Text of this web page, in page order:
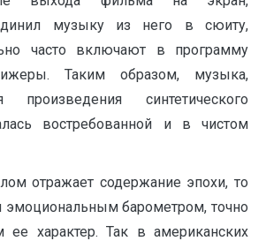
музыку из него в сюиту,
часто включают в программу
Таким образом, музыка,
произведения синтетического
востребованной и в чистом
отражает содержание эпохи, то
эмоциональным барометром, точно
ее характер. Так в американских